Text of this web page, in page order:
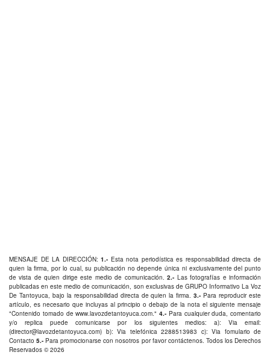
MENSAJE DE LA DIRECCIÓN:1.- Esta nota periodística es responsabilidad directa de
quien la firma, por lo cual, su publicación no depende única ni exclusivamente del punto
de vista de quien dirige este medio de comunicación.2.- Las fotografías e información
publicadas en este medio de comunicación, son exclusivas de GRUPO Informativo La Voz
De Tantoyuca, bajo la responsabilidad directa de quien la firma.3.- Para reproducir este
artículo, es necesario que incluyas al principio o debajo de la nota el siguiente mensaje
"Contenido tomado dewww.lavozdetantoyuca.com." 4.- Para cualquier duda, comentario
y/o replica puede comunicarse por los siguientes medios: a): Via email:
(director@lavozdetantoyuca.com) b): Via telefónica 2288513983 c): Via fomulario de
Contacto 5.- Para promocionarse con nosotros por favorcontáctenos. Todos los Derechos
Reservados © 2026